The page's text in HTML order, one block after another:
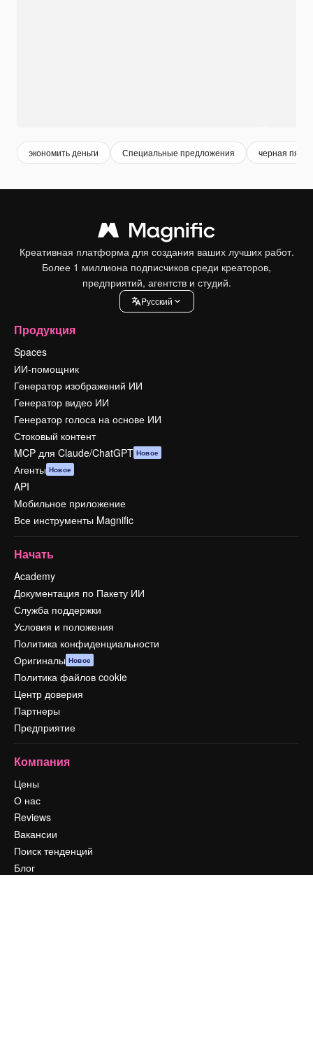
экономить деньги Специальные предложения черная
Креативная платформа для создания ваших лучших работ.
Более 1 миллиона подписчиков среди креаторов,
предприятий, агентств и студий.
Pусский
Продукция
Spaces
ИИ-помощник
Генератор изображений ИИ
Генератор видео ИИ
Генератор голоса на основе ИИ
Стоковый контент
MCP для Claude/ChatGPT Новое
Агенты Новое
API
Мобильное приложение
Все инструменты Magnific
Начать
Academy
Документация по Пакету ИИ
Служба поддержки
Условия и положения
Политика конфиденциальности
Оригиналы Новое
Политика файлов cookie
Центр доверия
Партнеры
Предприятие
Компания
Цены
О нас
Reviews
Вакансии
Поиск тенденций
Блог